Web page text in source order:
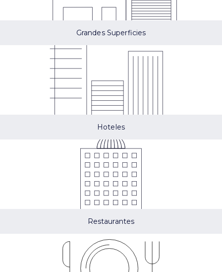
Grandes Superficies
Hoteles
Restaurantes